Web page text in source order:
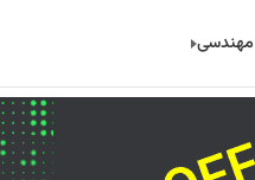
مهندسی